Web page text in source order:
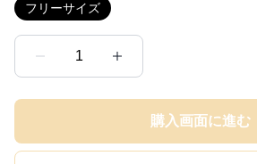
フリーサイズ
1
購入画面に進む